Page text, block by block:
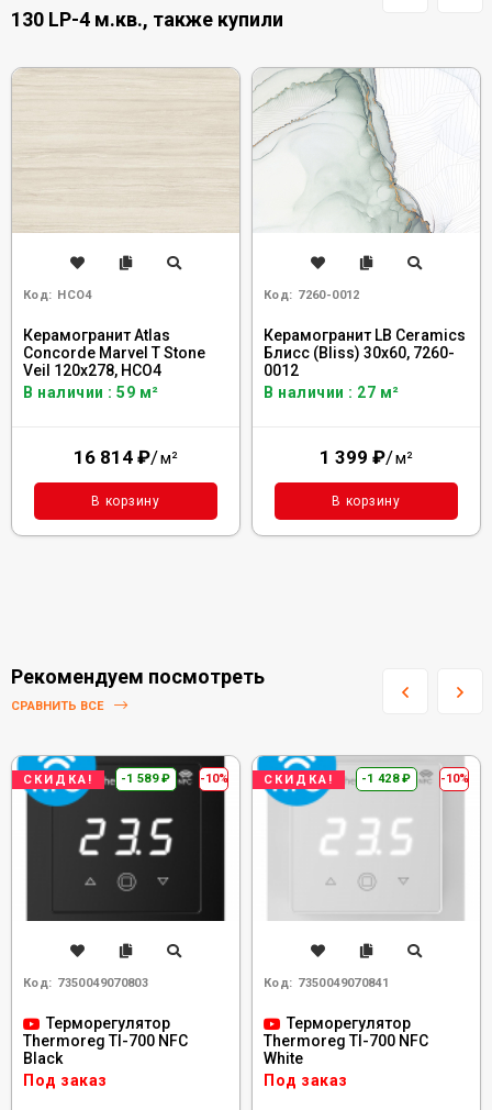
130 LP-4 м.кв., также купили
Код: HCO4
Керамогранит Atlas
Concorde Marvel T Stone
Veil 120x278, HCO4
В наличии : 59 м²
16 814 ₽/м²
В корзину
Код: 7260-0012
Керамогранит LB Ceramics
Блисс (Bliss) 30x60, 7260-
0012
В наличии : 27 м²
1 399 ₽/м²
В корзину
Рекомендуем посмотреть
СРАВНИТЬ ВСЕ
СКИДКА! -1 589₽ -10%
Код: 7350049070803
Терморегулятор
Thermoreg TI-700 NFC
Black
Под заказ
СКИДКА! -1 428₽ -10%
Код: 7350049070841
Терморегулятор
Thermoreg TI-700 NFC
White
Под заказ